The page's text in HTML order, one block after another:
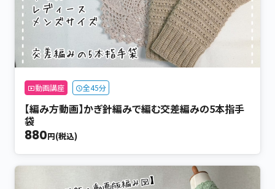
動画講座 全45分
【編み方動画】かぎ針編みで編む交差編みの5本指手
袋
880円(税込)